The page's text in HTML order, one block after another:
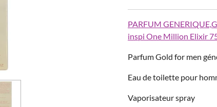
PARFUM GENERIQUE,
inspi One Million Elixir
Parfum Gold for men
Eau de toilette pour
Vaporisateur spray